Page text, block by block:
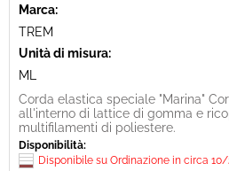
Marca:
TREM
Unità di misura:
ML
Corda elastica speciale "Marina"
all'interno di lattice di gomma e
multifilamenti di poliestere.
Disponibilità:
Disponibile su Ordinazione in circa